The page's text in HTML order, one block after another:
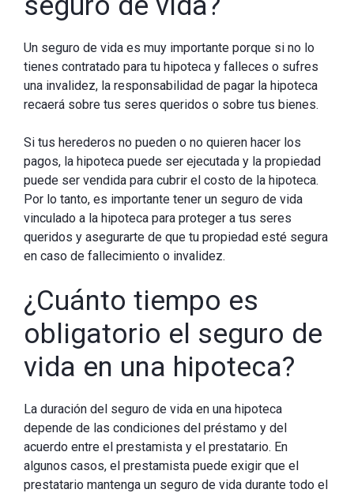
Un seguro de vida es muy importante porque si no lo
tienes contratado para tu hipoteca y falleces o sufres
una invalidez, la responsabilidad de pagar la hipoteca
recaerá sobre tus seres queridos o sobre tus bienes.
Si tus herederos no pueden o no quieren hacer los
pagos, la hipoteca puede ser ejecutada y la propiedad
puede ser vendida para cubrir el costo de la hipoteca.
Por lo tanto, es importante tener un seguro de vida
vinculado a la hipoteca para proteger a tus seres
queridos y asegurarte de que tu propiedad esté segura
en caso de fallecimiento o invalidez.
¿Cuánto tiempo es
obligatorio el seguro de
vida en una hipoteca?
La duración del seguro de vida en una hipoteca
depende de las condiciones del préstamo y del
acuerdo entre el prestamista y el prestatario. En
algunos casos, el prestamista puede exigir que el
prestatario mantenga un seguro de vida durante todo el